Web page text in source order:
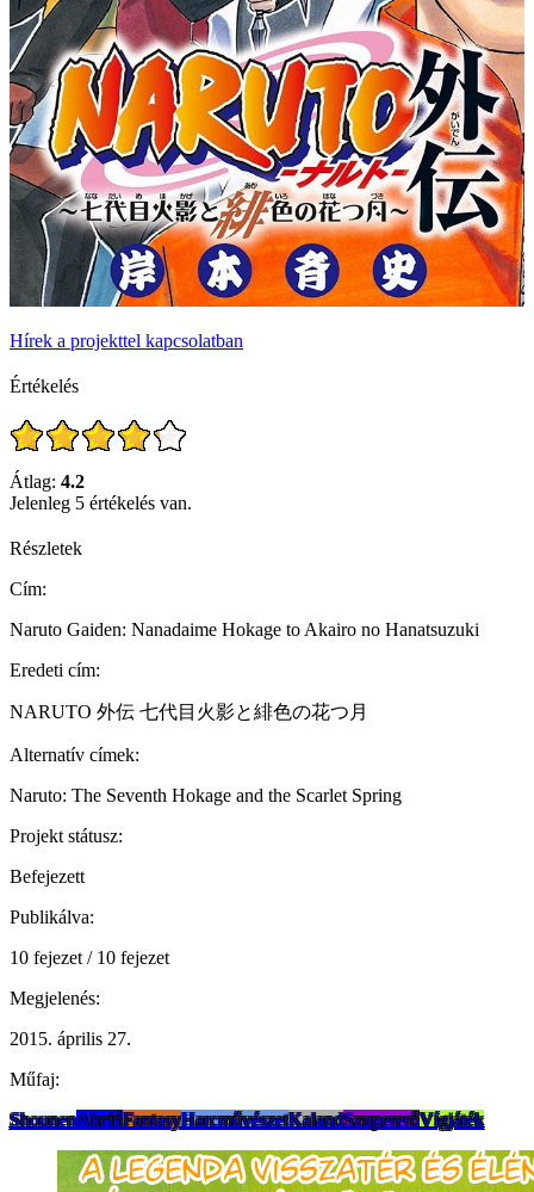
Hírek a projekttel kapcsolatban
Értékelés
Átlag: 4.2
Jelenleg 5 értékelés van.
Részletek
Cím:
Naruto Gaiden: Nanadaime Hokage to Akairo no Hanatsuzuki
Eredeti cím:
NARUTO 外伝 七代目火影と緋色の花つ月
Alternatív címek:
Naruto: The Seventh Hokage and the Scarlet Spring
Projekt státusz:
Befejezett
Publikálva:
10 fejezet / 10 fejezet
Megjelenés:
2015. április 27.
Műfaj:
ShounenAkcióFantasyHarcművészetKalandSzupererőVígjáték